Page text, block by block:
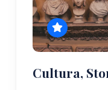
Cultura,